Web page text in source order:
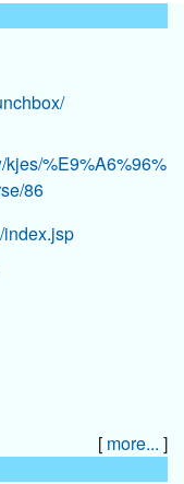
[ more... ]